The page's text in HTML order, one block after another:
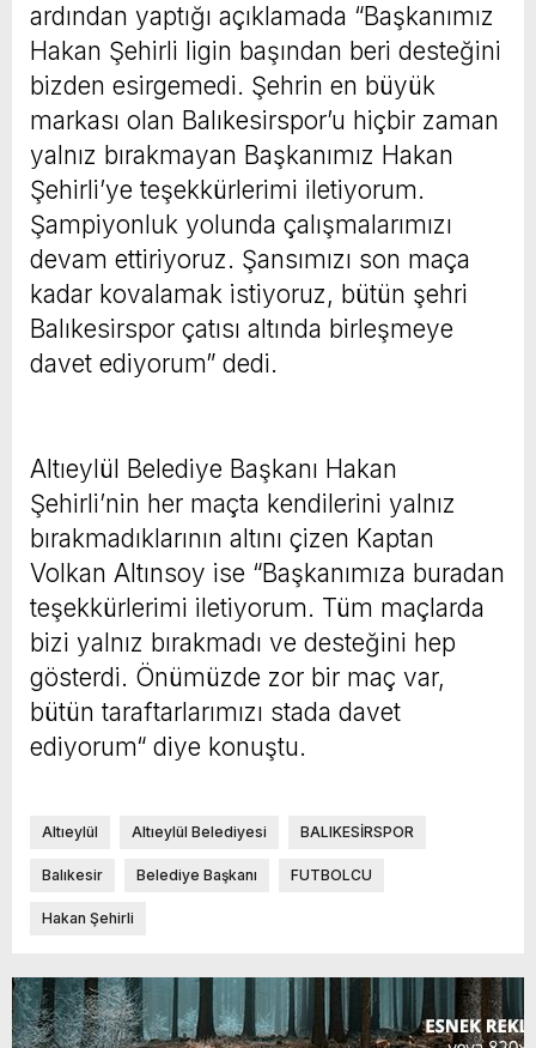
ardından yaptığı açıklamada “Başkanımız
Hakan Şehirli ligin başından beri desteğini
bizden esirgemedi. Şehrin en büyük
markası olan Balıkesirspor’u hiçbir zaman
yalnız bırakmayan Başkanımız Hakan
Şehirli’ye teşekkürlerimi iletiyorum.
Şampiyonluk yolunda çalışmalarımızı
devam ettiriyoruz. Şansımızı son maça
kadar kovalamak istiyoruz, bütün şehri
Balıkesirspor çatısı altında birleşmeye
davet ediyorum” dedi.
Altıeylül Belediye Başkanı Hakan
Şehirli’nin her maçta kendilerini yalnız
bırakmadıklarının altını çizen Kaptan
Volkan Altınsoy ise “Başkanımıza buradan
teşekkürlerimi iletiyorum. Tüm maçlarda
bizi yalnız bırakmadı ve desteğini hep
gösterdi. Önümüzde zor bir maç var,
bütün taraftarlarımızı stada davet
ediyorum“ diye konuştu.
Altıeylül Altıeylül Belediyesi BALIKESİRSPOR
Balıkesir Belediye Başkanı FUTBOLCU
Hakan Şehirli